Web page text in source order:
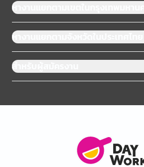
หางานแยกตามเขตในกรุงเทพมหานคร
หางานแยกตามจังหวัดในประเทศไทย
สำหรับผู้สมัครงาน